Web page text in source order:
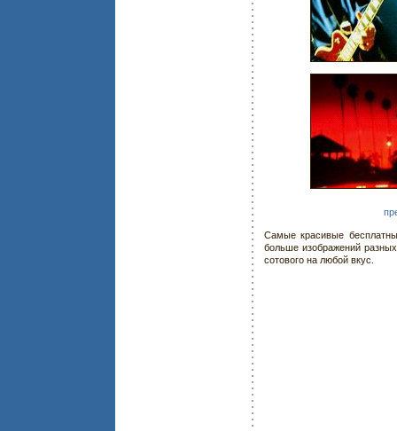
Самые красивые
больше изображений
сотового на любой вкус.